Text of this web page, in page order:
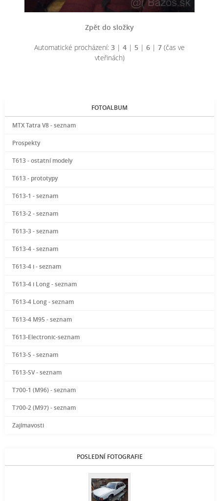
Zpět do složky
Automatické procházení: 3 | 4 | 5 | 6 | 7 (čas ve
vteřinách)
FOTOALBUM
MTX Tatra V8 - seznam
Prospekty
T613 - ostatní modely
T613 - prototypy
T613-1 - seznam
T613-2 - seznam
T613-3 - seznam
T613-4 - seznam
T613-4 i - seznam
T613-4 i Long - seznam
T613-4 Long - seznam
T613-4 M95 - seznam
T613-Electronic-seznam
T613-S - seznam
T613-SV - seznam
T700-1 (M96) - seznam
T700-2 (M97) - seznam
Zajímavosti
POSLEDNÍ FOTOGRAFIE